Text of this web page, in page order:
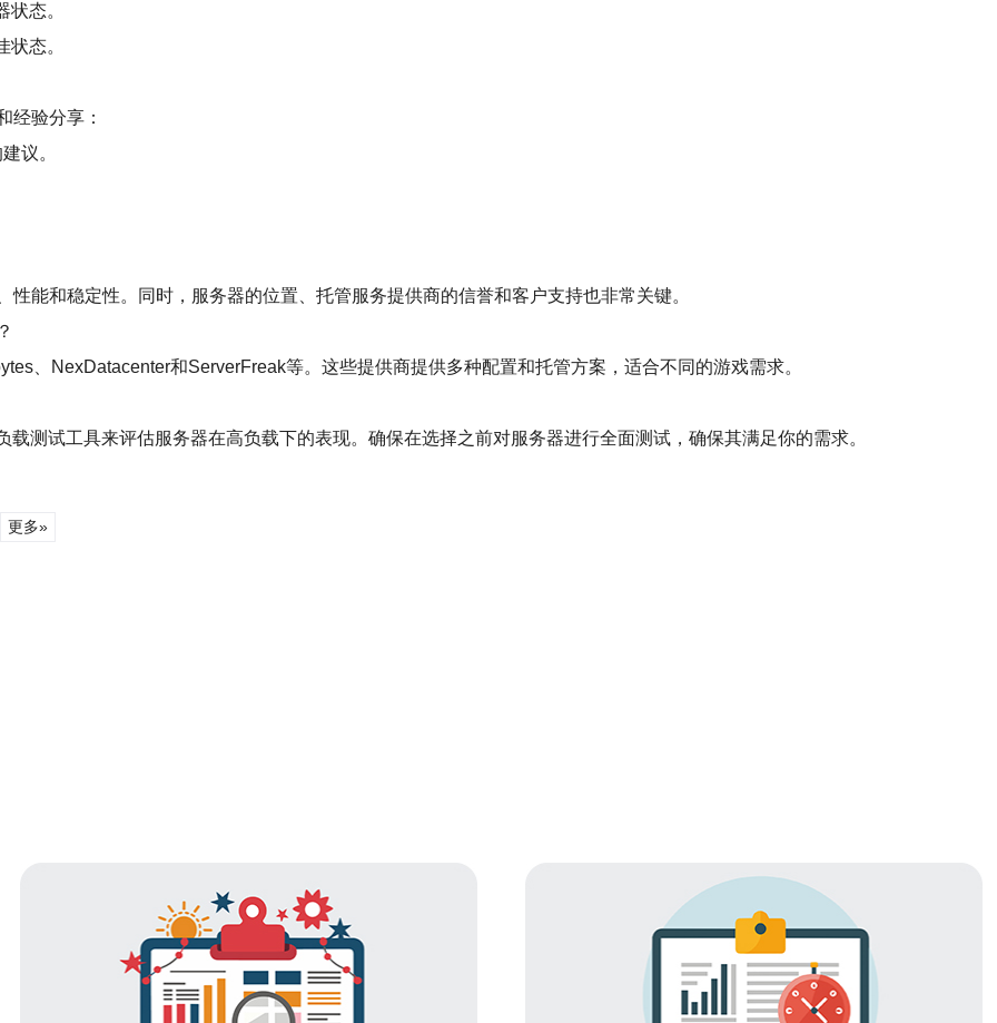
态。
态。
经验分享：
议。
能和稳定性。同时，服务器的位置、托管服务提供商的信誉和客户支持也非常关键。
、NexDatacenter和ServerFreak等。这些提供商提供多种配置和托管方案，适合不同的游戏需求。
测试工具来评估服务器在高负载下的表现。确保在选择之前对服务器进行全面测试，确保其满足你的需求。
更多»